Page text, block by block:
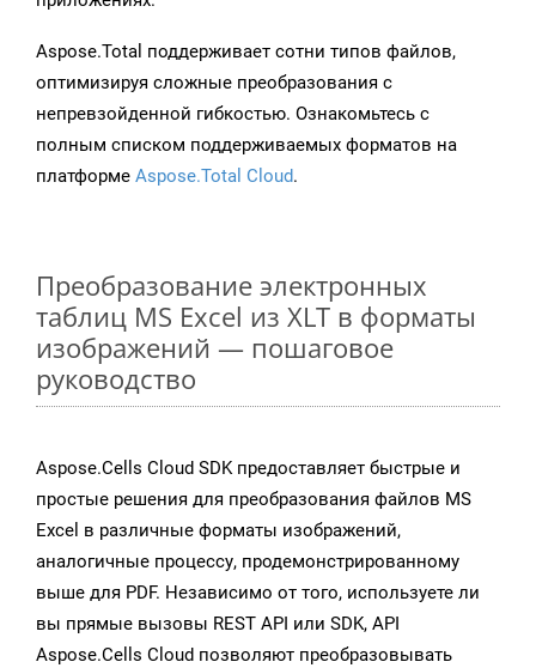
Aspose.Total поддерживает сотни типов файлов,
оптимизируя сложные преобразования с
непревзойденной гибкостью. Ознакомьтесь с
полным списком поддерживаемых форматов на
платформе Aspose.Total Cloud.
Преобразование электронных
таблиц MS Excel из XLT в форматы
изображений — пошаговое
руководство
Aspose.Cells Cloud SDK предоставляет быстрые и
простые решения для преобразования файлов MS
Excel в различные форматы изображений,
аналогичные процессу, продемонстрированному
выше для PDF. Независимо от того, используете ли
вы прямые вызовы REST API или SDK, API
Aspose.Cells Cloud позволяют преобразовывать